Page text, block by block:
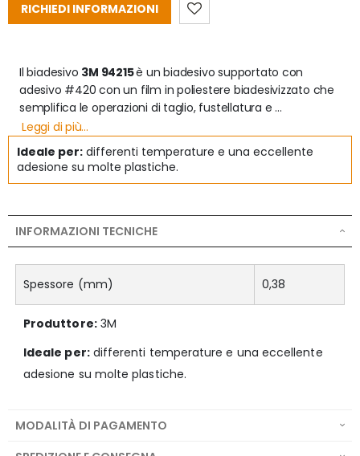
RICHIEDI INFORMAZIONI
Il biadesivo 3M 94215 è un biadesivo supportato con
adesivo #420 con un film in poliestere biadesivizzato che
semplifica le operazioni di taglio, fustellatura e
laminazione. L’alto tack dell’adesivo acrilico 3M #420 offre
elevate prestazioni in un ampio range di temperature e
una eccellente adesione su molte plastiche.
Spessore: (senza liner) 150µm
Supporto: PET Trasparente 12µm
Liner: Polycoated kraft, 94g/m2, carrieri in poliestere 0,012
Per informazioni e un preventivo personalizzato
Leggi di più...
Ideale per: differenti temperature e una eccellente
adesione su molte plastiche.
INFORMAZIONI TECNICHE
Spessore (mm) 0,38
Produttore:3M
Ideale per:differenti temperature e una eccellente
adesione su molte plastiche.
MODALITÀ DI PAGAMENTO